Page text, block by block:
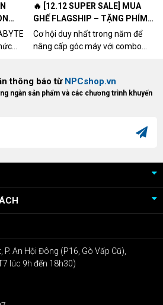
&
🔥 [12.12 SUPER SALE] MUA
GHẾ FLAGSHIP – TẶNG PHÍM
CƠ XỊN
Cơ hội duy nhất trong năm để
nâng cấp góc máy với combo
dòng ghế Gaming cao cấp nhất,
bạn sẽ nhận ngay quà tặng trị giá
thông báo từ NPCshop.vn
ngàn sản phẩm và các chương trình khuyến
An Hội Đông (P16, Gò Vấp Cũ),
lúc 9h đến 18h30)